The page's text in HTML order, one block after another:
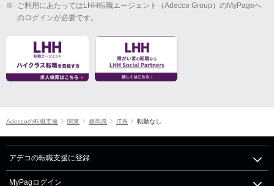
※ ご利用にあたってはLHH転職エージェント（Adecco Group）のMyPageへ
のログインが必要です。
Adeccoの転職支援 関東 群馬県 IT系 転勤なし
アデコの転職支援に登録
MyPagログイン